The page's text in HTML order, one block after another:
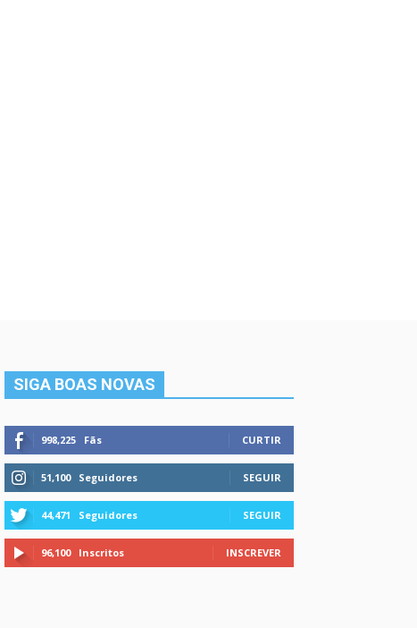
SIGA BOAS NOVAS
998,225 Fãs CURTIR
51,100 Seguidores SEGUIR
44,471 Seguidores SEGUIR
96,100 Inscritos INSCREVER